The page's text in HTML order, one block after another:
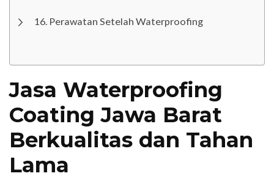
Perawatan Setelah Waterproofing
Jasa Waterproofing
Coating Jawa Barat
Berkualitas dan Tahan
Lama